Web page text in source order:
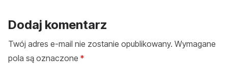
Dodaj komentarz
Twój adres e-mail nie zostanie opublikowany. Wymagane
pola są oznaczone *